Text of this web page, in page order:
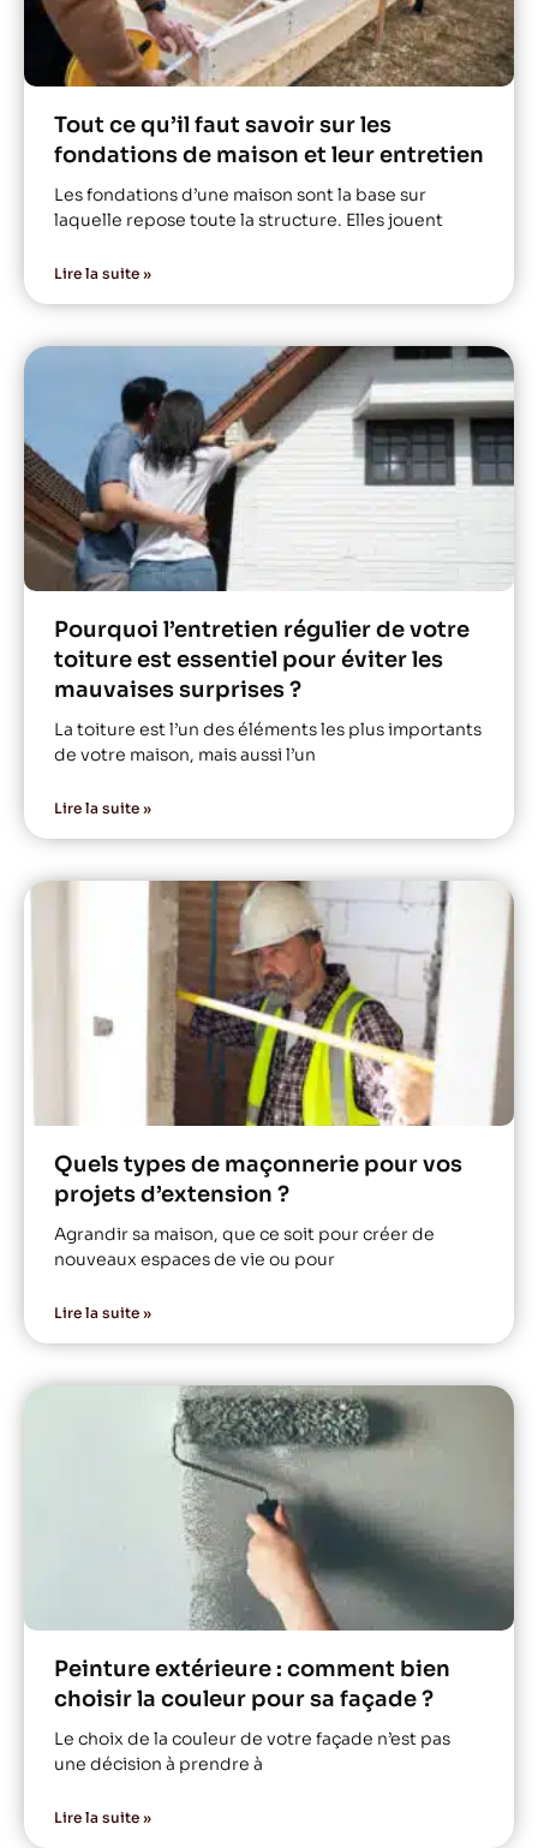
Tout ce qu’il faut savoir sur les
fondations de maison et leur entretien
Les fondations d’une maison sont la base sur
laquelle repose toute la structure. Elles jouent
Lire la suite »
Pourquoi l’entretien régulier de votre
toiture est essentiel pour éviter les
mauvaises surprises ?
La toiture est l’un des éléments les plus importants
de votre maison, mais aussi l’un
Lire la suite »
Quels types de maçonnerie pour vos
projets d’extension ?
Agrandir sa maison, que ce soit pour créer de
nouveaux espaces de vie ou pour
Lire la suite »
Peinture extérieure : comment bien
choisir la couleur pour sa façade ?
Le choix de la couleur de votre façade n’est pas
une décision à prendre à
Lire la suite »